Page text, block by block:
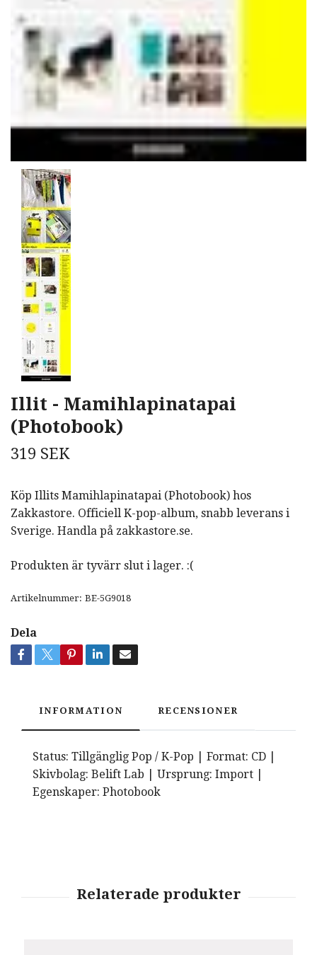
Illit - Mamihlapinatapai
(Photobook)
319 SEK
Köp Illits Mamihlapinatapai (Photobook) hos
Zakkastore. Officiell K-pop-album, snabb leverans i
Sverige. Handla på zakkastore.se.
Produkten är tyvärr slut i lager. :(
Artikelnummer: BE-5G9018
Dela
INFORMATION RECENSIONER
Status: Tillgänglig Pop / K-Pop | Format: CD |
Skivbolag: Belift Lab | Ursprung: Import |
Egenskaper: Photobook